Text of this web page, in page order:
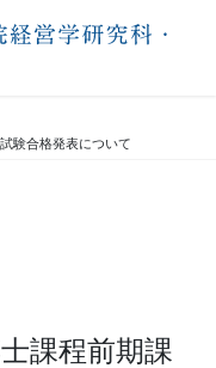
験合格発表について
課程前期課